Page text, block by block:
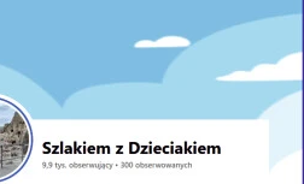
Kontakt
Cennik
Dane do
Deklaracja